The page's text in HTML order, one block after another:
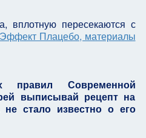
вплотную пересекаются с
Эффект Плацебо, материалы
Современной
выписывай рецепт на
не стало известно о его